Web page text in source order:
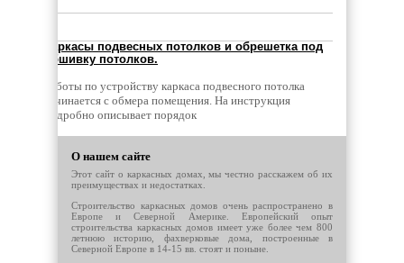
Строительство бани своими руками:
Недвижимость в городе Энгельс
Каркасы подвесных потолков и обрешетка под
обшивку потолков.
Работы по устройству каркаса подвесного потолка
начинается с обмера помещения. На инструкция
подробно описывает порядок
О нашем сайте
Этот сайт о каркасных домах, мы честно расскажем об их
преимуществах и недостатках.
Строительство каркасных домов очень распространено в
Европе и Северной Америке. Европейский опыт
строительства каркасных домов имеет уже более чем 800
летнюю историю, фахверковые дома, построенные в
Северной Европе в 14-15 вв. стоят и поныне.